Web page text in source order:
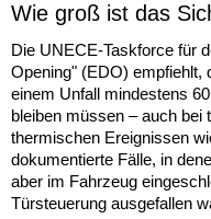
Wie groß ist das
Die UNECE-Taskforce für
Opening" (EDO) empfiehlt,
einem Unfall mindestens
bleiben müssen – auch bei
thermischen Ereignissen
dokumentierte Fälle, in
aber im Fahrzeug
Türsteuerung ausgefallen